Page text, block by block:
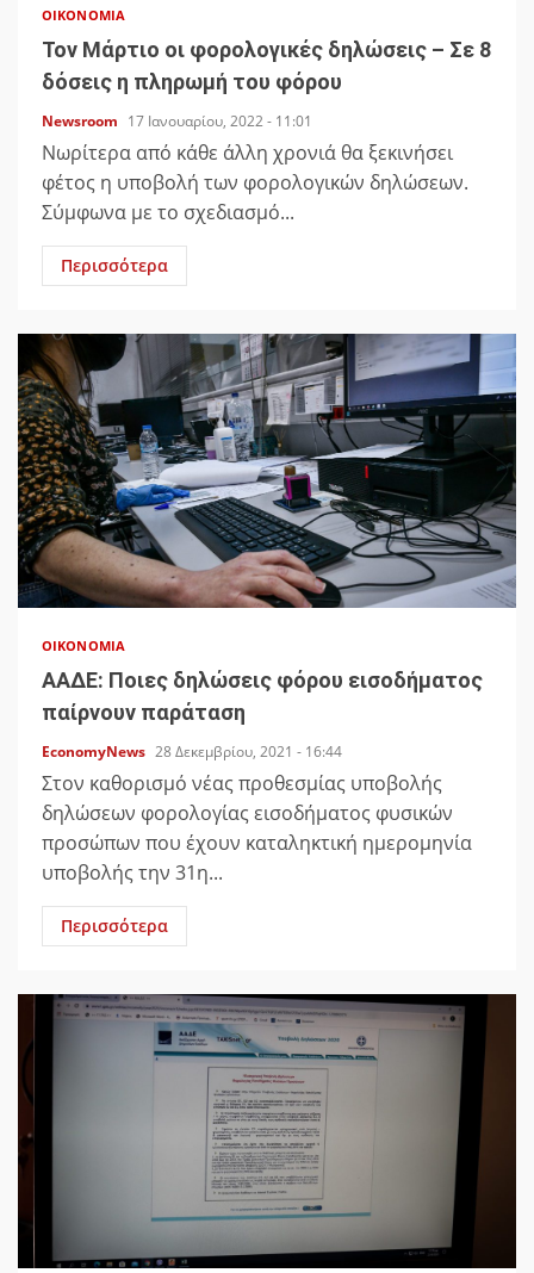
ΟΙΚΟΝΟΜΊΑ
Τον Μάρτιο οι φορολογικές δηλώσεις – Σε 8
δόσεις η πληρωμή του φόρου
Newsroom 17 Ιανουαρίου, 2022 - 11:01
Νωρίτερα από κάθε άλλη χρονιά θα ξεκινήσει
φέτος η υποβολή των φορολογικών δηλώσεων.
Σύμφωνα με το σχεδιασμό...
Περισσότερα
ΟΙΚΟΝΟΜΊΑ
ΑΑΔΕ: Ποιες δηλώσεις φόρου εισοδήματος
παίρνουν παράταση
EconomyNews 28 Δεκεμβρίου, 2021 - 16:44
Στον καθορισμό νέας προθεσμίας υποβολής
δηλώσεων φορολογίας εισοδήματος φυσικών
προσώπων που έχουν καταληκτική ημερομηνία
υποβολής την 31η...
Περισσότερα